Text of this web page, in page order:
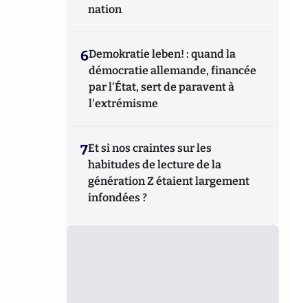
nation
6Demokratie leben! : quand la
démocratie allemande, financée
par l'État, sert de paravent à
l'extrémisme
7Et si nos craintes sur les
habitudes de lecture de la
génération Z étaient largement
infondées ?